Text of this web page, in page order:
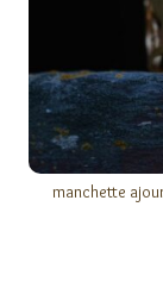
manchette